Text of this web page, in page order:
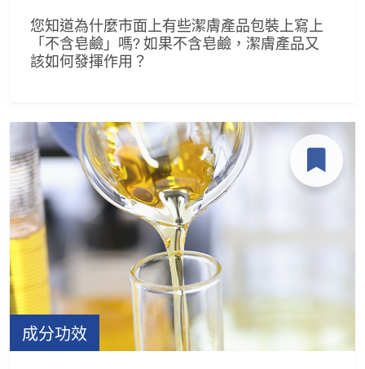
您知道為什麼市面上有些潔膚產品包裝上寫上
「不含皂鹼」嗎? 如果不含皂鹼，潔膚產品又
該如何發揮作用？
成分功效